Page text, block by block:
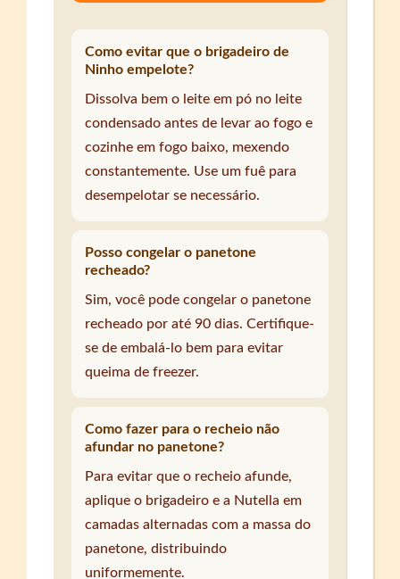
Como evitar que o brigadeiro de
Ninho empelote?
Dissolva bem o leite em pó no leite
condensado antes de levar ao fogo e
cozinhe em fogo baixo, mexendo
constantemente. Use um fuê para
desempelotar se necessário.
Posso congelar o panetone
recheado?
Sim, você pode congelar o panetone
recheado por até 90 dias. Certifique-
se de embalá-lo bem para evitar
queima de freezer.
Como fazer para o recheio não
afundar no panetone?
Para evitar que o recheio afunde,
aplique o brigadeiro e a Nutella em
camadas alternadas com a massa do
panetone, distribuindo
uniformemente.